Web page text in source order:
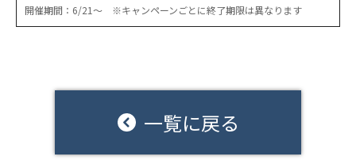
開催期間：6/21〜 ※キャンペーンごとに終了期限は異なります
一覧に戻る